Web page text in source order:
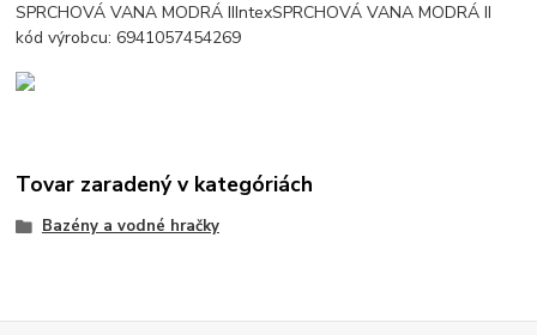
SPRCHOVÁ VANA MODRÁ IIIntexSPRCHOVÁ VANA MODRÁ II
kód výrobcu: 6941057454269
Tovar zaradený v kategóriách
Bazény a vodné hračky